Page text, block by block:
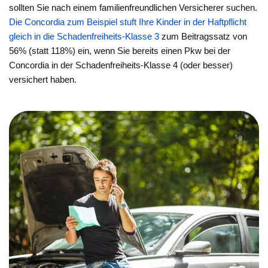
sollten Sie nach einem familienfreundlichen Versicherer suchen.
Die Concordia zum Beispiel stuft Ihre Kinder in der Haftpflicht
gleich in die Schadenfreiheits-Klasse 3 zum Beitragssatz von
56% (statt 118%) ein, wenn Sie bereits einen Pkw bei der
Concordia in der Schadenfreiheits-Klasse 4 (oder besser)
versichert haben.